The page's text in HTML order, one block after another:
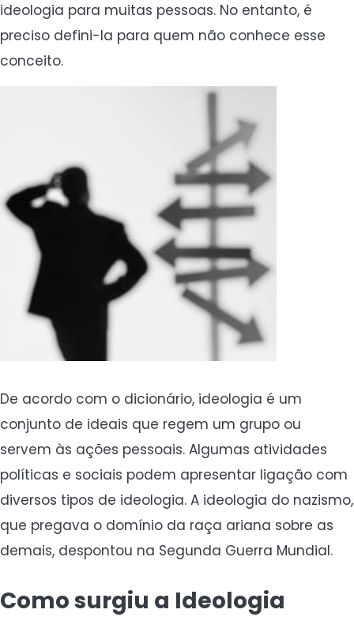
ideologia para muitas pessoas. No entanto, é
preciso defini-la para quem não conhece esse
conceito.
De acordo com o dicionário, ideologia é um
conjunto de ideais que regem um grupo ou
servem às ações pessoais. Algumas atividades
políticas e sociais podem apresentar ligação com
diversos tipos de ideologia. A ideologia do nazismo,
que pregava o domínio da raça ariana sobre as
demais, despontou na Segunda Guerra Mundial.
Como surgiu a Ideologia